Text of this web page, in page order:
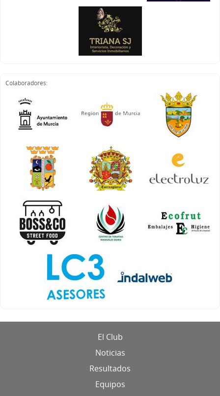
Colaboradores:
El Club
Noticias
Resultados
Equipos